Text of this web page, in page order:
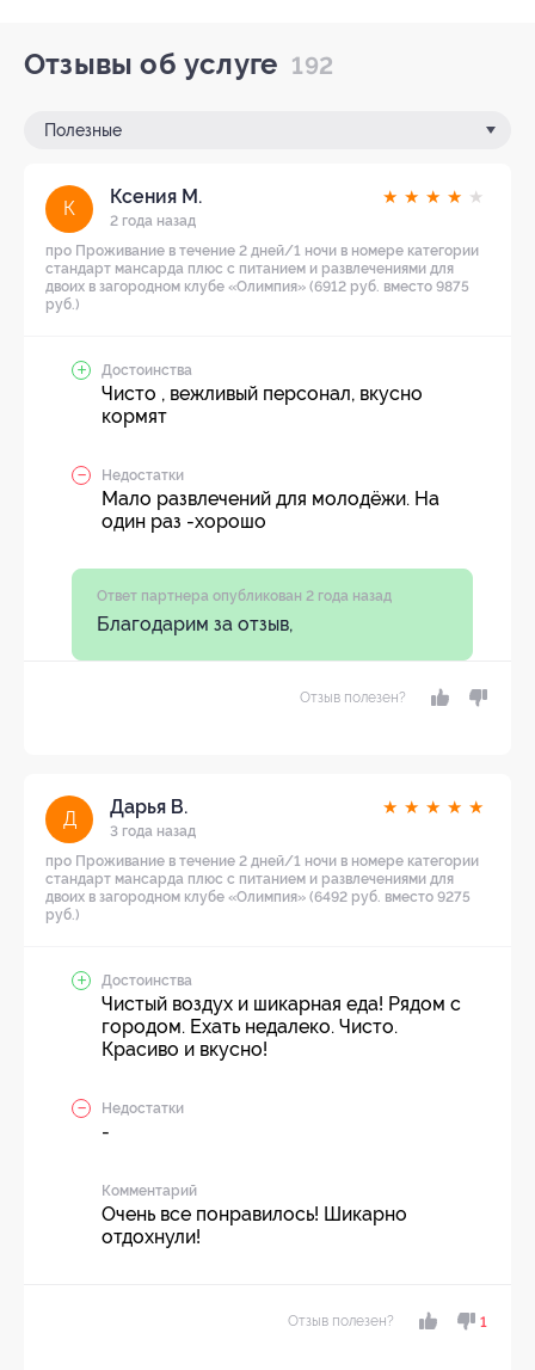
Отзывы об услуге 192
Полезные
К
Ксения М.
2 года назад
★ ★ ★ ★ ★
про Проживание в течение 2 дней/1 ночи в номере категории
стандарт мансарда плюс с питанием и развлечениями для
двоих в загородном клубе «Олимпия» (6912 руб. вместо 9875
руб.)
Достоинства
Чисто , вежливый персонал, вкусно
кормят
Недостатки
Мало развлечений для молодёжи. На
один раз -хорошо
Ответ партнера опубликован 2 года назад
Благодарим за отзыв,
Отзыв полезен?
Д
Дарья В.
3 года назад
★ ★ ★ ★ ★
про Проживание в течение 2 дней/1 ночи в номере категории
стандарт мансарда плюс с питанием и развлечениями для
двоих в загородном клубе «Олимпия» (6492 руб. вместо 9275
руб.)
Достоинства
Чистый воздух и шикарная еда! Рядом с
городом. Ехать недалеко. Чисто.
Красиво и вкусно!
Недостатки
-
Комментарий
Очень все понравилось! Шикарно
отдохнули!
Отзыв полезен? 1